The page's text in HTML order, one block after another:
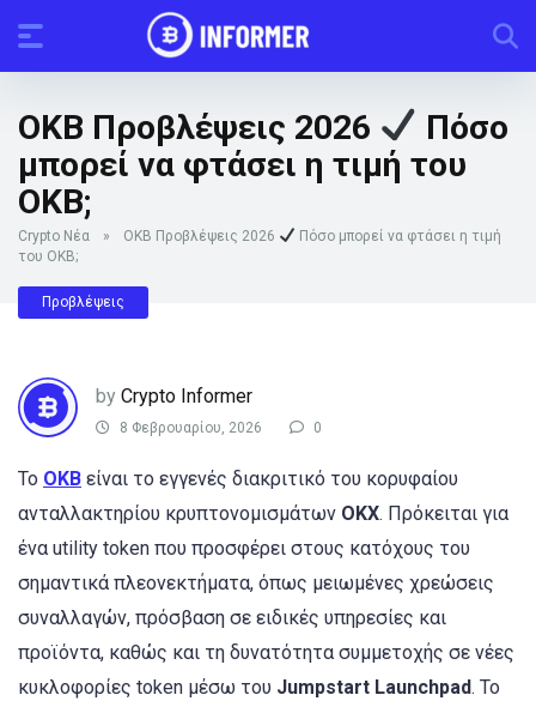
OKB Προβλέψεις 2026
Πόσο
μπορεί να φτάσει η τιμή του
ΟΚΒ;
Crypto Νέα » OKB Προβλέψεις 2026
Πόσο μπορεί να φτάσει η τιμή
του ΟΚΒ;
Προβλέψεις
by Crypto Informer
8 Φεβρουαρίου, 2026 0
Το OKB είναι το εγγενές διακριτικό του κορυφαίου
ανταλλακτηρίου κρυπτονομισμάτων OKX. Πρόκειται για
ένα utility token που προσφέρει στους κατόχους του
σημαντικά πλεονεκτήματα, όπως μειωμένες χρεώσεις
συναλλαγών, πρόσβαση σε ειδικές υπηρεσίες και
προϊόντα, καθώς και τη δυνατότητα συμμετοχής σε νέες
κυκλοφορίες token μέσω του Jumpstart Launchpad. Το